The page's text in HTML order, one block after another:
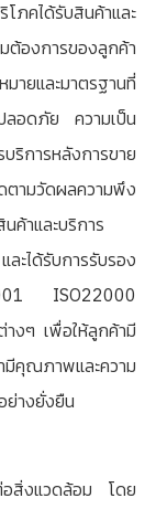
คได้รับสินค้าและ
องการของลูกค้า
ยและมาตรฐานที่
อดภัย ความเป็น
การหลังการขาย
ามวัดผลความพึง
ค้าและบริการ
ด้รับการรับรอง
ISO22000
งๆ เพื่อให้ลูกค้ามี
มีคุณภาพและความ
ย่างยั่งยืน
อสิ่งแวดล้อม โดย